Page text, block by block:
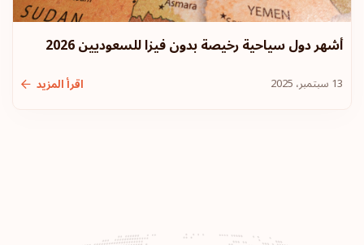
أشهر دول سياحية رخيصة بدون فيزا للسعوديين 2026
13 سبتمبر، 2025 اقرأ المزيد